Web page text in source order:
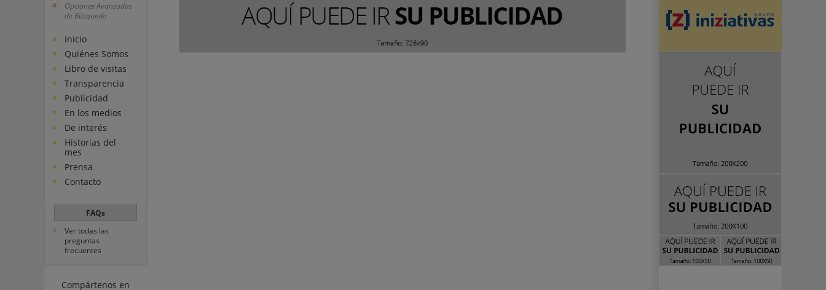
Opciones Avanzadas
de Búsqueda
Inicio
Quiénes Somos
Libro de visitas
Transparencia
Publicidad
En los medios
De interés
Historias del
mes
Prensa
Contacto
FAQs
Ver todas las
preguntas
frecuentes
Compártenos en